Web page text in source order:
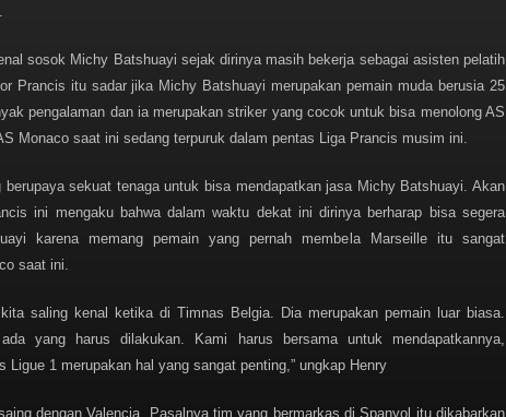
sosok Michy Batshuayi sejak dirinya masih bekerja sebagai asisten pelatih
Prancis itu sadar jika Michy Batshuayi merupakan pemain muda berusia 25
pengalaman dan ia merupakan striker yang cocok untuk bisa menolong AS
Monaco saat ini sedang terpuruk dalam pentas Liga Prancis musim ini.
berupaya sekuat tenaga untuk bisa mendapatkan jasa Michy Batshuayi. Akan
ini mengaku bahwa dalam waktu dekat ini dirinya berharap bisa segera
karena memang pemain yang pernah membela Marseille itu sangat
saat ini.
saling kenal ketika di Timnas Belgia. Dia merupakan pemain luar biasa.
yang harus dilakukan. Kami harus bersama untuk mendapatkannya,
Ligue 1 merupakan hal yang sangat penting,” ungkap Henry
dengan Valencia. Pasalnya tim yang bermarkas di Spanyol itu dikabarkan